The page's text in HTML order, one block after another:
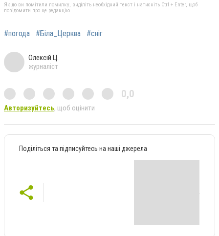
Якщо ви помітили помилку, виділіть необхідний текст і натисніть Ctrl + Enter, щоб
повідомити про це редакцію
#погода #Біла_Церква #сніг
Олексій Ц.
журналіст
0,0
Авторизуйтесь, щоб оцінити
Поділіться та підписуйтесь на наші джерела